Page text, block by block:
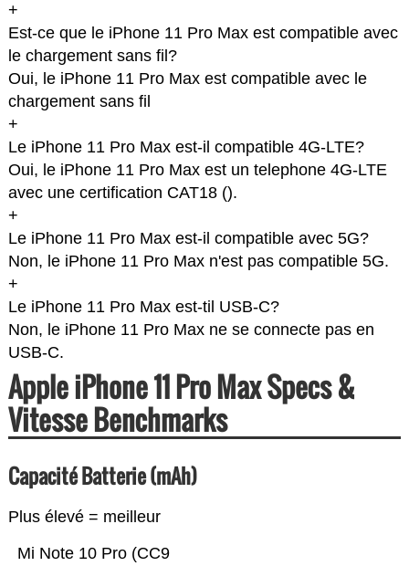
+
Est-ce que le iPhone 11 Pro Max est compatible avec
le chargement sans fil?
Oui, le iPhone 11 Pro Max est compatible avec le
chargement sans fil
+
Le iPhone 11 Pro Max est-il compatible 4G-LTE?
Oui, le iPhone 11 Pro Max est un telephone 4G-LTE
avec une certification CAT18 ().
+
Le iPhone 11 Pro Max est-il compatible avec 5G?
Non, le iPhone 11 Pro Max n'est pas compatible 5G.
+
Le iPhone 11 Pro Max est-til USB-C?
Non, le iPhone 11 Pro Max ne se connecte pas en
USB-C.
Apple iPhone 11 Pro Max Specs &
Vitesse Benchmarks
Capacité Batterie (mAh)
Plus élevé = meilleur
Mi Note 10 Pro (CC9